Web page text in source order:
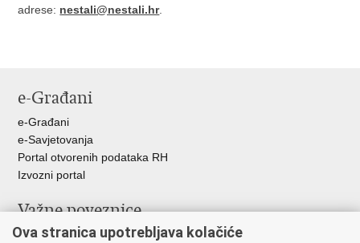
adrese: nestali@nestali.hr.
e-Građani
e-Građani
e-Savjetovanja
Portal otvorenih podataka RH
Izvozni portal
Važne poveznice
Ministarstvo unutarnjih poslova RH
Ova stranica upotrebljava kolačiće